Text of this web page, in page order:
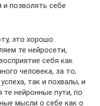
позволять себе
это хорошо
те нейросети,
себя как
человека, за то,
так и похвалы, и
нейронные пути, по
мысли о себе как о